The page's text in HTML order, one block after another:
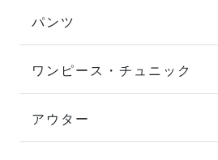
パンツ
ワンピース・チュニック
アウター